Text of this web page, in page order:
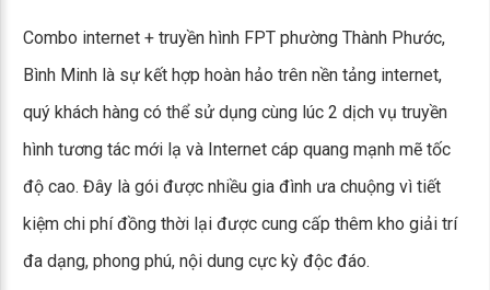
Combo internet + truyền hình FPT phường Thành Phước,
Bình Minh là sự kết hợp hoàn hảo trên nền tảng internet,
quý khách hàng có thể sử dụng cùng lúc 2 dịch vụ truyền
hình tương tác mới lạ và Internet cáp quang mạnh mẽ tốc
độ cao. Đây là gói được nhiều gia đình ưa chuộng vì tiết
kiệm chi phí đồng thời lại được cung cấp thêm kho giải trí
đa dạng, phong phú, nội dung cực kỳ độc đáo.